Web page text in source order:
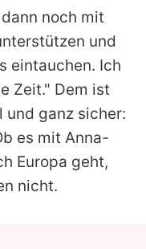
noch mit
und
eintauchen. Ich
Zeit." Dem ist
und ganz sicher:
es mit Anna-
Europa geht,
nicht.